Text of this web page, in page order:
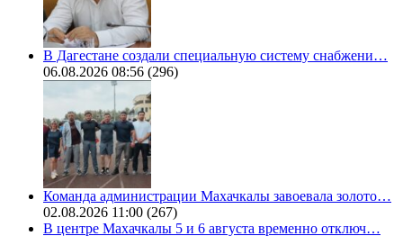
В Дагестане создали специальную систему снабжени…
06.08.2026 08:56 (296)
Команда администрации Махачкалы завоевала золото…
02.08.2026 11:00 (267)
В центре Махачкалы 5 и 6 августа временно отключ…